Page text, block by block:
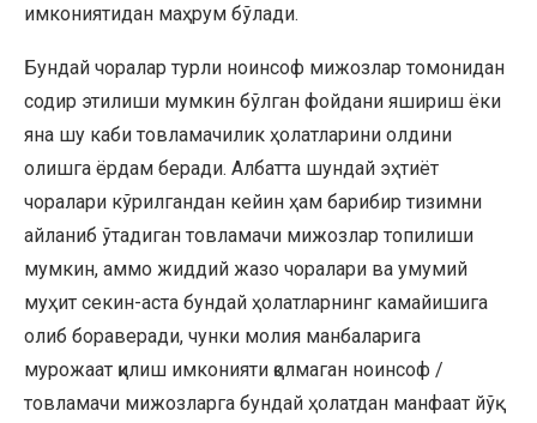
имкониятидан маҳрум бўлади.
Бундай чоралар турли ноинсоф мижозлар томонидан
содир этилиши мумкин бўлган фойдани яшириш ёки
яна шу каби товламачилик ҳолатларини олдини
олишга ёрдам беради. Албатта шундай эҳтиёт
чоралари кўрилгандан кейин ҳам барибир тизимни
айланиб ўтадиган товламачи мижозлар топилиши
мумкин, аммо жиддий жазо чоралари ва умумий
муҳит секин-аста бундай ҳолатларнинг камайишига
олиб бораверади, чунки молия манбаларига
мурожаат қилиш имконияти қолмаган ноинсоф /
товламачи мижозларга бундай ҳолатдан манфаат йўқ